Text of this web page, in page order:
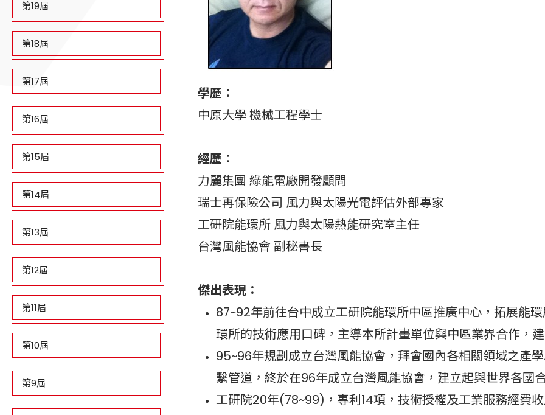
第19屆
第18屆
第17屆
第16屆
第15屆
第14屆
第13屆
第12屆
第11屆
第10屆
第9屆
學歷：
中原大學 機械工程學士
經歷：
力麗集團 綠能電廠開發顧問
瑞士再保險公司 風力與太陽光電評估外部專家
工研院能環所 風力與太陽熱能研究室主任
台灣風能協會 副秘書長
傑出表現：
87~92年前往台中成立工研院能環所中區推廣中心，拓展能
環所的技術應用口碑，主導本所計畫單位與中區業界合作，
95~96年規劃成立台灣風能協會，拜會國內各相關領域之產
繫管道，終於在96年成立台灣風能協會，建立起與世界各國
工研院20年(78~99)，專利14項，技術授權及工業服務經費